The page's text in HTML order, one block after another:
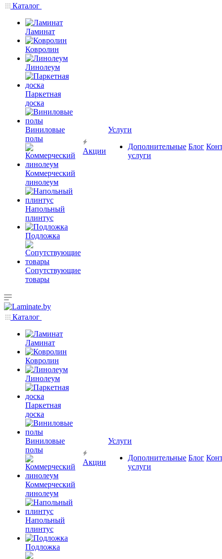
Каталог
Ламинат
Ковролин
Линолеум
Паркетная
доска
Виниловые
полы
Коммерческий
линолеум
Напольный
плинтус
Подложка
Сопутствующие
товары
Акции
Услуги
Дополнительные
услуги
Блог
Каталог
Ламинат
Ковролин
Линолеум
Паркетная
доска
Виниловые
полы
Коммерческий
линолеум
Напольный
плинтус
Подложка
Акции
Услуги
Дополнительные
услуги
Блог